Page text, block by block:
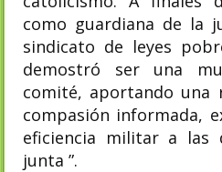
como guardiana de la
sindicato de leyes
demostró ser una
comité, aportando una
compasión informada,
eficiencia militar a las
junta ”.